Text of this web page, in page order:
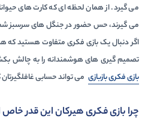
می گیرد. از همان لحظه ای که کارت های
می گیرند، حس حضور در جنگل های سرسبز
اگر دنبال یکبازی فکریمتفاوت هستید که
تصمیم گیری های هوشمندانه را به چالش
بازی فکری بازبازی می تواند حسابی
چرا بازی فکری هیرکان این قدر